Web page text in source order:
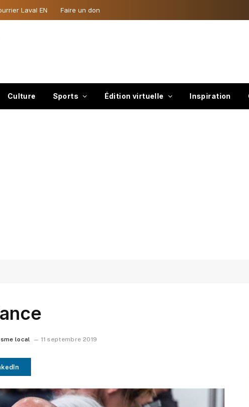
Laval EN Faire un don
Culture Sports Édition virtuelle Inspiration
local 11 septembre 2019